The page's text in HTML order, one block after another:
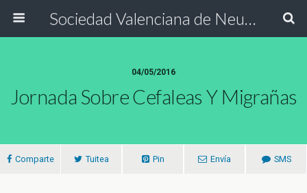
Sociedad Valenciana de Neurología
04/05/2016
Jornada Sobre Cefaleas Y Migrañas
Comparte Tuitea Pin Envía SMS